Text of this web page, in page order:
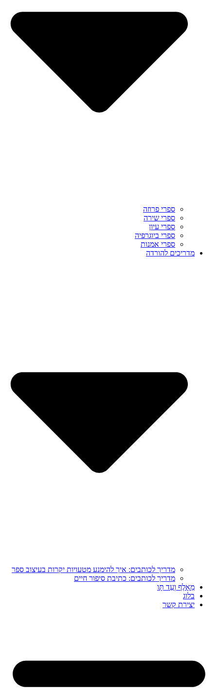
ספרי פרוזה
ספרי שירה
ספרי עיון
ספרי ביוגרפיה
ספרי אמנות
מדריכים להורדה
מדריך לכותבים: איך להימנע מטעויות יקרות בעיצוב ספר
מדריך לכותבים: כתיבת סיפור חיים
מֵאָלֶף וְעַד תָּו
בלוג
יצירת קשר